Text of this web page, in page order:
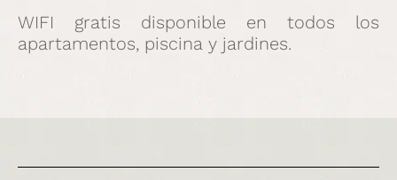
WIFI gratis disponible en todos los
apartamentos, piscina y jardines.